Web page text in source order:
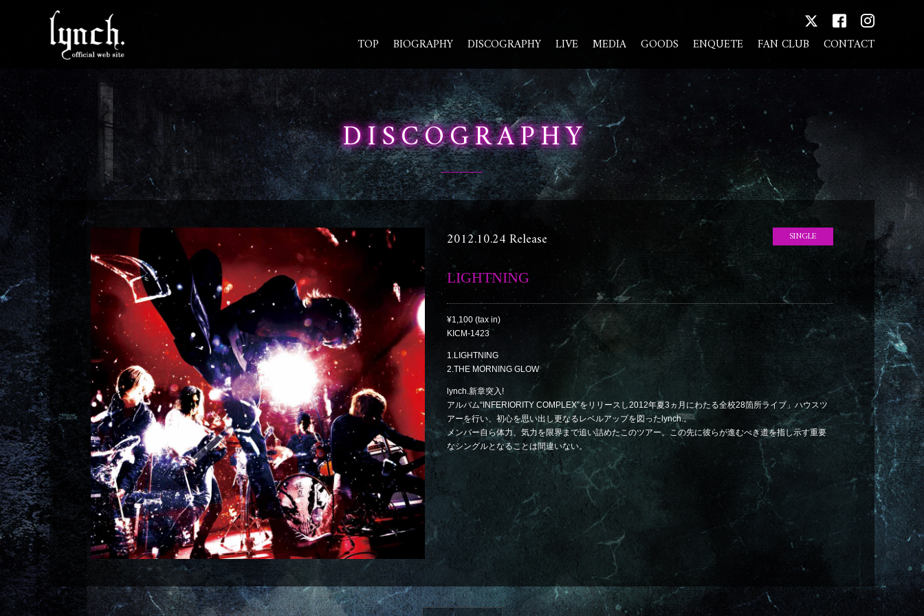
TOP BIOGRAPHY DISCOGRAPHY LIVE MEDIA GOODS ENQUETE FAN CLUB CONTACT
DISCOGRAPHY
SINGLE
2012.10.24 Release
LIGHTNING
1,100
KICM-1423
1.LIGHTNING
2.THE MORNING GLOW
lynch.新章突入!
アルバム“INFERIORITY COMPLEX”をリリースし2012年夏3ヵ月にわたる全校28箇所ライブ」ハウスツ
アーを行い、初心を思い出し更なるレベルアップを図ったlynch.。
メンバー自ら体力、気力を限界まで追い詰めたこのツアー。この先に彼らが進むべき道を指し示す重要
なシングルとなることは間違いない。